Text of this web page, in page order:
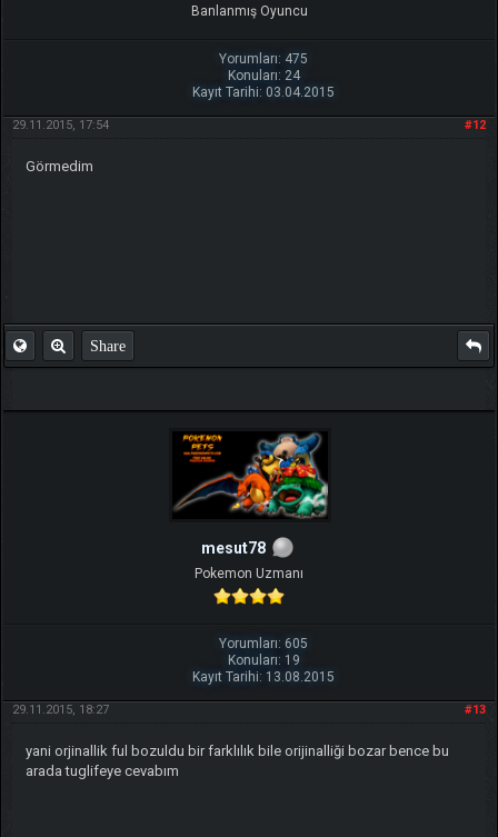
Banlanmış Oyuncu
Yorumları: 475
Konuları: 24
Kayıt Tarihi: 03.04.2015
#12
29.11.2015, 17:54
Görmedim
Share
mesut78
Pokemon Uzmanı
Yorumları: 605
Konuları: 19
Kayıt Tarihi: 13.08.2015
#13
29.11.2015, 18:27
yani orjinallik ful bozuldu bir farklılık bile orijinalliği bozar bence bu
arada tuglifeye cevabım